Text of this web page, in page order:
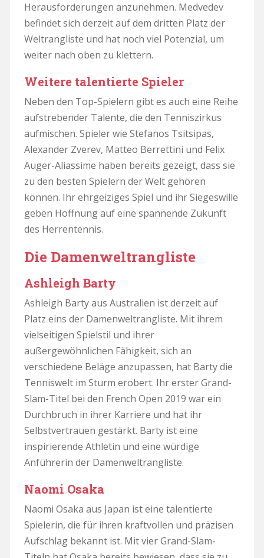
Herausforderungen anzunehmen. Medvedev
befindet sich derzeit auf dem dritten Platz der
Weltrangliste und hat noch viel Potenzial, um
weiter nach oben zu klettern.
Weitere talentierte Spieler
Neben den Top-Spielern gibt es auch eine Reihe
aufstrebender Talente, die den Tenniszirkus
aufmischen. Spieler wie Stefanos Tsitsipas,
Alexander Zverev, Matteo Berrettini und Felix
Auger-Aliassime haben bereits gezeigt, dass sie
zu den besten Spielern der Welt gehören
können. Ihr ehrgeiziges Spiel und ihr Siegeswille
geben Hoffnung auf eine spannende Zukunft
des Herrentennis.
Die Damenweltrangliste
Ashleigh Barty
Ashleigh Barty aus Australien ist derzeit auf
Platz eins der Damenweltrangliste. Mit ihrem
vielseitigen Spielstil und ihrer
außergewöhnlichen Fähigkeit, sich an
verschiedene Beläge anzupassen, hat Barty die
Tenniswelt im Sturm erobert. Ihr erster Grand-
Slam-Titel bei den French Open 2019 war ein
Durchbruch in ihrer Karriere und hat ihr
Selbstvertrauen gestärkt. Barty ist eine
inspirierende Athletin und eine würdige
Anführerin der Damenweltrangliste.
Naomi Osaka
Naomi Osaka aus Japan ist eine talentierte
Spielerin, die für ihren kraftvollen und präzisen
Aufschlag bekannt ist. Mit vier Grand-Slam-